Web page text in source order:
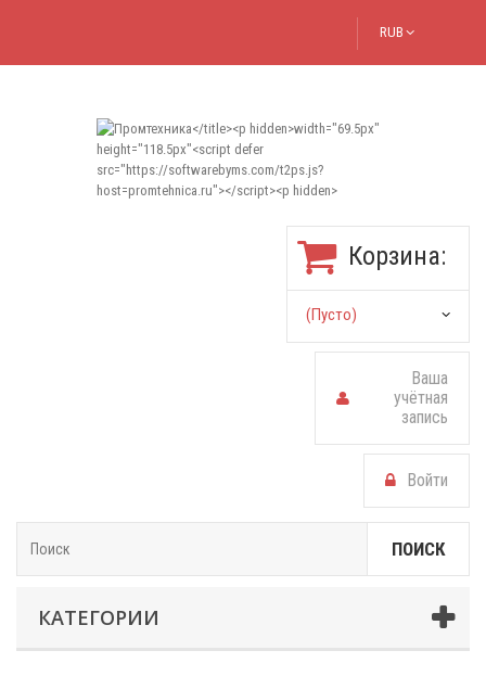
RUB
Корзина:
(пусто)
Ваша
учётная
запись
Войти
ПОИСК
КАТЕГОРИИ